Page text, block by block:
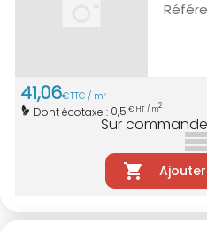
41,06€TTC / m2
Dont écotaxe : 0,5 € HT / m2
Sur